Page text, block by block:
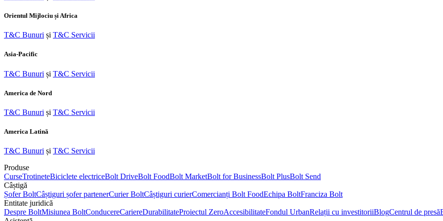
Orientul Mijlociu și Africa
T&C Bunuri și T&C Servicii
Asia-Pacific
T&C Bunuri și T&C Servicii
America de Nord
T&C Bunuri și T&C Servicii
America Latină
T&C Bunuri și T&C Servicii
Produse
CurseTrotineteBiciclete electriceBolt DriveBolt FoodBolt MarketBolt for BusinessBolt PlusBolt Send
Câștigă
Șofer BoltCâștiguri șofer partenerCurier BoltCâștiguri curierComercianți Bolt FoodEchipa BoltFranciza Bolt
Entitate juridică
Despre BoltMisiunea BoltConducereCariereDurabilitateProiectul ZeroAccesibilitateFondul UrbanRelații cu investitoriiBlogCentrul de presă